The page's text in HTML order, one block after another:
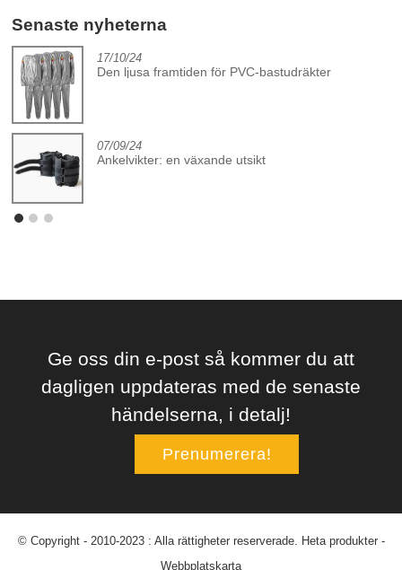
Senaste nyheterna
17/10/24
Den ljusa framtiden för PVC-bastudräkter
07/09/24
Ankelvikter: en växande utsikt
Ge oss din e-post så kommer du att
dagligen uppdateras med de senaste
händelserna, i detalj!
Prenumerera!
© Copyright - 2010-2023 : Alla rättigheter reserverade. Heta produkter-
Webbplatskarta